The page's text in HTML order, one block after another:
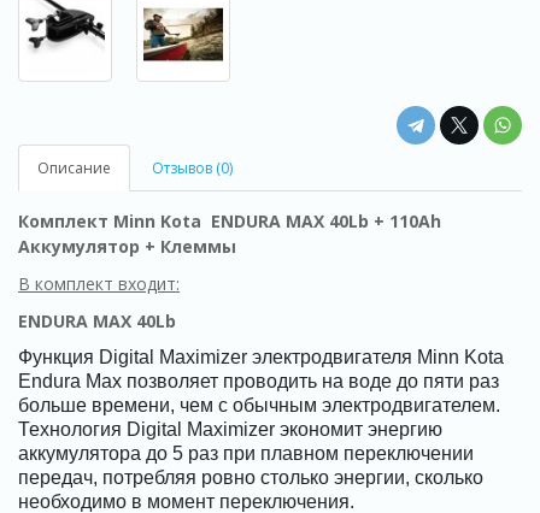
Описание Отзывов (0)
Комплект Minn Kota ENDURA MAX 40Lb + 110Ah
Аккумулятор + Клеммы
В комплект входит:
ENDURA MAX 40Lb
Функция Digital Maximizer электродвигателя Minn Kota
Endura Max позволяет проводить на воде до пяти раз
больше времени, чем с обычным электродвигателем.
Технология Digital Maximizer экономит энергию
аккумулятора до 5 раз при плавном переключении
передач, потребляя ровно столько энергии, сколько
необходимо в момент переключения.